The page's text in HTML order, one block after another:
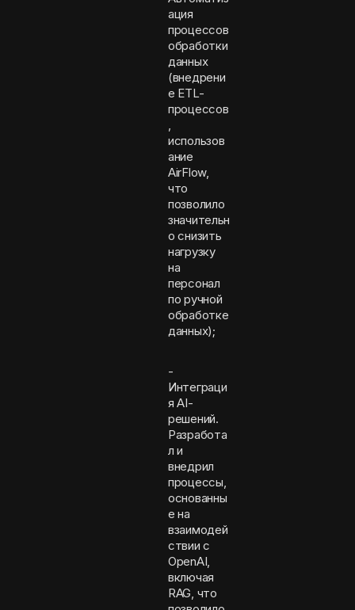
ация
процессов
обработки
данных
(внедрени
е ETL-
процессов
,
использов
ание
AirFlow,
что
позволило
значительн
о снизить
нагрузку
на
персонал
по ручной
обработке
данных);
-
Интеграци
я AI-
решений.
Разработа
л и
внедрил
процессы,
основанны
е на
взаимодей
ствии с
OpenAI,
включая
RAG, что